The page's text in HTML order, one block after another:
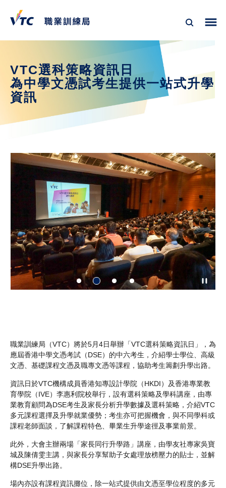
VTC選科策略資訊日
為中學文憑試考生提供一站式升學
資訊
職業訓練局（VTC）將於5月4日舉辦「VTC選科策略資訊日」，為
應屆香港中學文憑考試（DSE）的中六考生，介紹學士學位、高級
文憑、基礎課程文憑及職專文憑等課程，協助考生籌劃升學出路。
資訊日於VTC機構成員香港知專設計學院（HKDI）及香港專業教
育學院（IVE）李惠利院校舉行，設有選科策略及學科講座，由專
業教育顧問為DSE考生及家長分析升學數據及選科策略，介紹VTC
多元課程選擇及升學就業優勢；考生亦可把握機會，與不同學科或
課程老師面談，了解課程特色、畢業生升學途徑及事業前景。
此外，大會主辦兩場「家長同行升學路」講座，由學友社專家吳寶
城及陳倩雯主講，與家長分享幫助子女處理放榜壓力的貼士，並解
構DSE升學出路。
場內亦設有課程資訊攤位，除一站式提供由文憑至學位程度的多元